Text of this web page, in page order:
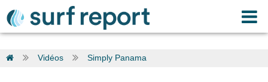
Vidéos Simply Panama